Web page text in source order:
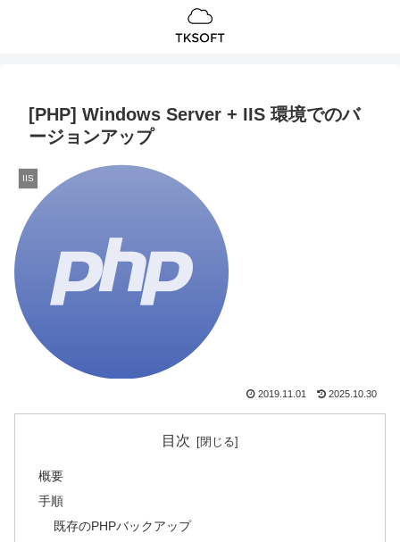
[PHP] Windows Server + IIS 環境でのバ
ージョンアップ
IIS
2019.11.01 2025.10.30
目次
概要
手順
既存のPHPバックアップ